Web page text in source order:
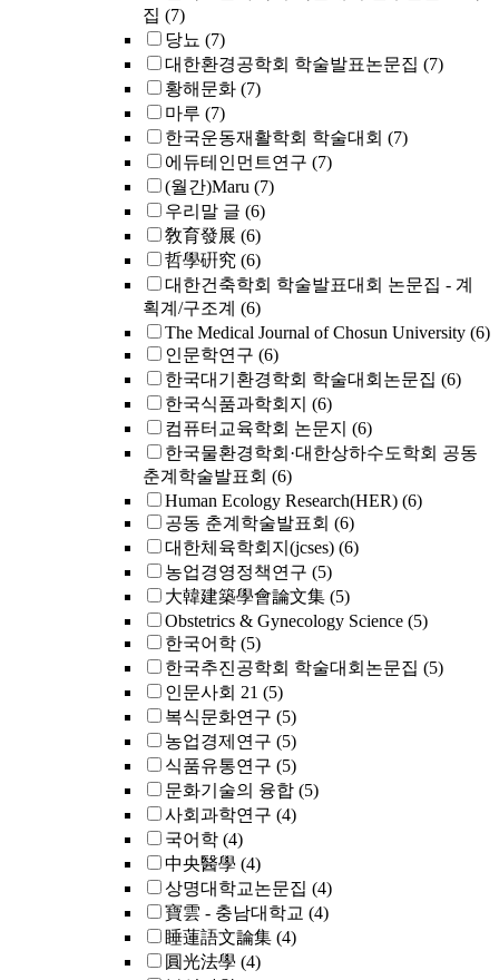
집 (7)
당뇨 (7)
대한환경공학회 학술발표논문집 (7)
황해문화 (7)
마루 (7)
한국운동재활학회 학술대회 (7)
에듀테인먼트연구 (7)
(월간)Maru (7)
우리말 글 (6)
敎育發展 (6)
哲學硏究 (6)
대한건축학회 학술발표대회 논문집 - 계
획계/구조계 (6)
The Medical Journal of Chosun University (6)
인문학연구 (6)
한국대기환경학회 학술대회논문집 (6)
한국식품과학회지 (6)
컴퓨터교육학회 논문지 (6)
한국물환경학회·대한상하수도학회 공동
춘계학술발표회 (6)
Human Ecology Research(HER) (6)
공동 춘계학술발표회 (6)
대한체육학회지(jcses) (6)
농업경영정책연구 (5)
大韓建築學會論文集 (5)
Obstetrics & Gynecology Science (5)
한국어학 (5)
한국추진공학회 학술대회논문집 (5)
인문사회 21 (5)
복식문화연구 (5)
농업경제연구 (5)
식품유통연구 (5)
문화기술의 융합 (5)
사회과학연구 (4)
국어학 (4)
中央醫學 (4)
상명대학교논문집 (4)
寶雲 - 충남대학교 (4)
睡蓮語文論集 (4)
圓光法學 (4)